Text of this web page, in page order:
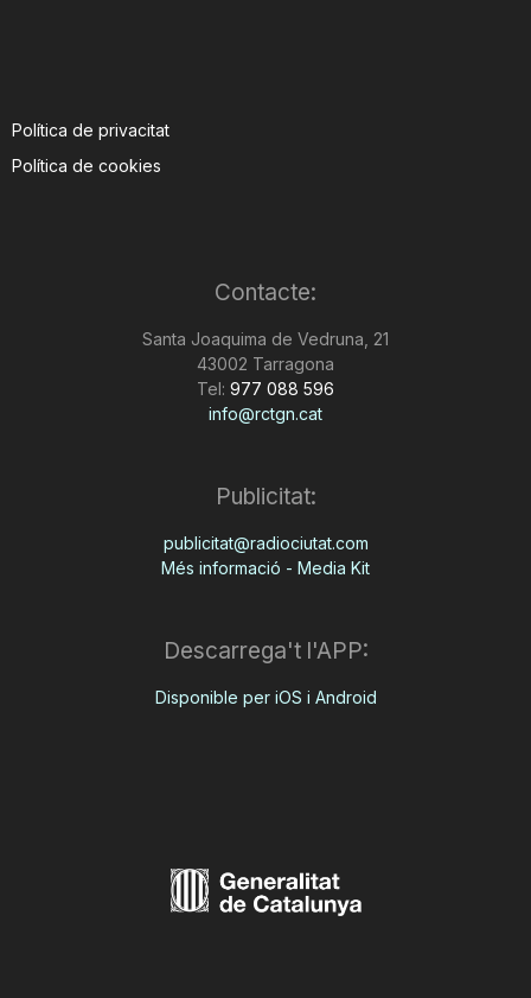
Política de privacitat
Política de cookies
Contacte:
Santa Joaquima de Vedruna, 21
43002 Tarragona
Tel: 977 088 596
info@rctgn.cat
Publicitat:
publicitat@radiociutat.com
Més informació - Media Kit
Descarrega't l'APP:
Disponible per iOS i Android